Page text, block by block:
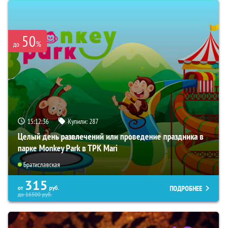
до 50%
15:12:35 Купили:287
Целый день развлечений или проведение праздника в
парке Monkey Park в ТРК Mari
Братиславская
от 315 руб.
до16500руб.
ПОДРОБНЕЕ